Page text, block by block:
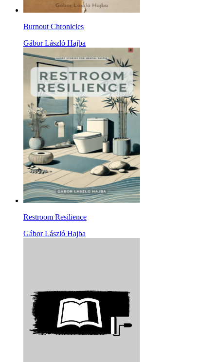
Burnout Chronicles
Gábor László Hajba
Restroom Resilience
Gábor László Hajba